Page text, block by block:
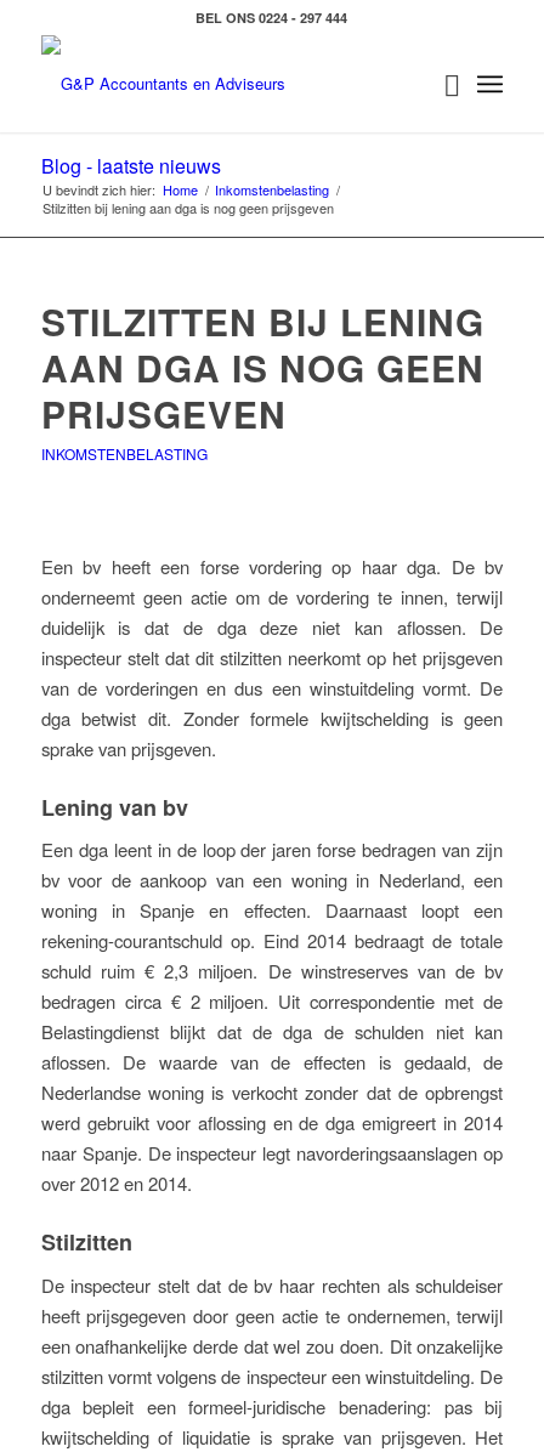
BEL ONS 0224 - 297 444
Blog - laatste nieuws
U bevindt zich hier: Home / Inkomstenbelasting /
Stilzitten bij lening aan dga is nog geen prijsgeven
STILZITTEN BIJ LENING
AAN DGA IS NOG GEEN
PRIJSGEVEN
INKOMSTENBELASTING
Een bv heeft een forse vordering op haar dga. De bv
onderneemt geen actie om de vordering te innen, terwijl
duidelijk is dat de dga deze niet kan aflossen. De
inspecteur stelt dat dit stilzitten neerkomt op het prijsgeven
van de vorderingen en dus een winstuitdeling vormt. De
dga betwist dit. Zonder formele kwijtschelding is geen
sprake van prijsgeven.
Lening van bv
Een dga leent in de loop der jaren forse bedragen van zijn
bv voor de aankoop van een woning in Nederland, een
woning in Spanje en effecten. Daarnaast loopt een
rekening-courantschuld op. Eind 2014 bedraagt de totale
schuld ruim € 2,3 miljoen. De winstreserves van de bv
bedragen circa € 2 miljoen. Uit correspondentie met de
Belastingdienst blijkt dat de dga de schulden niet kan
aflossen. De waarde van de effecten is gedaald, de
Nederlandse woning is verkocht zonder dat de opbrengst
werd gebruikt voor aflossing en de dga emigreert in 2014
naar Spanje. De inspecteur legt navorderingsaanslagen op
over 2012 en 2014.
Stilzitten
De inspecteur stelt dat de bv haar rechten als schuldeiser
heeft prijsgegeven door geen actie te ondernemen, terwijl
een onafhankelijke derde dat wel zou doen. Dit onzakelijke
stilzitten vormt volgens de inspecteur een winstuitdeling. De
dga bepleit een formeel-juridische benadering: pas bij
kwijtschelding of liquidatie is sprake van prijsgeven. Het